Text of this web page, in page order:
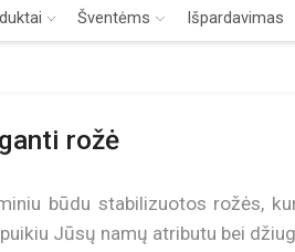
Šventėms Išpardavimas
rožė
būdu stabilizuotos rožės,
Jūsų namų atributu bei